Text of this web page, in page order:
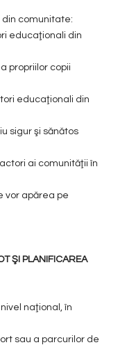
din comunitate:
educaţionali din
propriilor copii
educaţionali din
sigur şi sănătos
ai comunităţii în
vor apărea pe
ŞI PLANIFICAREA
naţional, în
sau a parcurilor de